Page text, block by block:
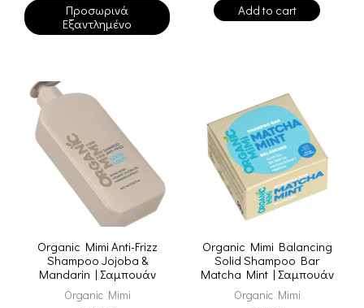
Προσωρινά
Εξαντλημένο
Add to cart
Organic Mimi Anti-Frizz
Shampoo Jojoba &
Mandarin | Σαμπουάν
Κατά του Φριζαρίσματος
για Λεία & Λαμπερά
Organic Mimi
Organic Mimi Balancing
Solid Shampoo Bar
Matcha Mint | Σαμπουάν
σε Μπάρα Εξισορρόπησης
με Matcha & Μέντα
Organic Mimi